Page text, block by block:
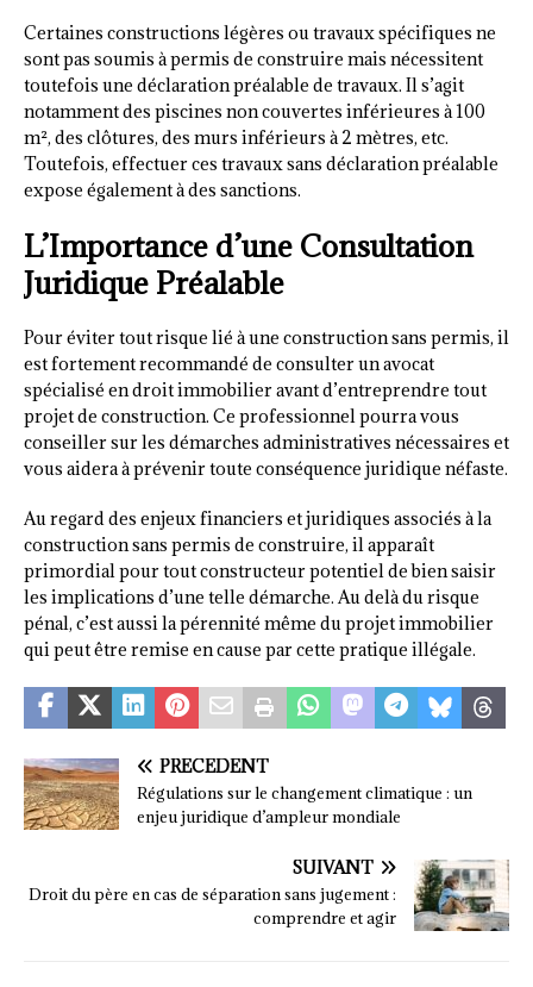
Certaines constructions légères ou travaux spécifiques ne
sont pas soumis à permis de construire mais nécessitent
toutefois une déclaration préalable de travaux. Il s’agit
notamment des piscines non couvertes inférieures à 100
m², des clôtures, des murs inférieurs à 2 mètres, etc.
Toutefois, effectuer ces travaux sans déclaration préalable
expose également à des sanctions.
L’Importance d’une Consultation
Juridique Préalable
Pour éviter tout risque lié à une construction sans permis, il
est fortement recommandé de consulter un avocat
spécialisé en droit immobilier avant d’entreprendre tout
projet de construction. Ce professionnel pourra vous
conseiller sur les démarches administratives nécessaires et
vous aidera à prévenir toute conséquence juridique néfaste.
Au regard des enjeux financiers et juridiques associés à la
construction sans permis de construire, il apparaît
primordial pour tout constructeur potentiel de bien saisir
les implications d’une telle démarche. Au delà du risque
pénal, c’est aussi la pérennité même du projet immobilier
qui peut être remise en cause par cette pratique illégale.
PRÉCÉDENT
Régulations sur le changement climatique : un
enjeu juridique d’ampleur mondiale
SUIVANT
Droit du père en cas de séparation sans jugement :
comprendre et agir